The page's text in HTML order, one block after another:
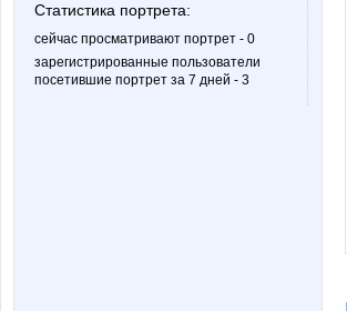
Статистика портрета:
сейчас просматривают портрет - 0
зарегистрированные пользователи
посетившие портрет за 7 дней - 3